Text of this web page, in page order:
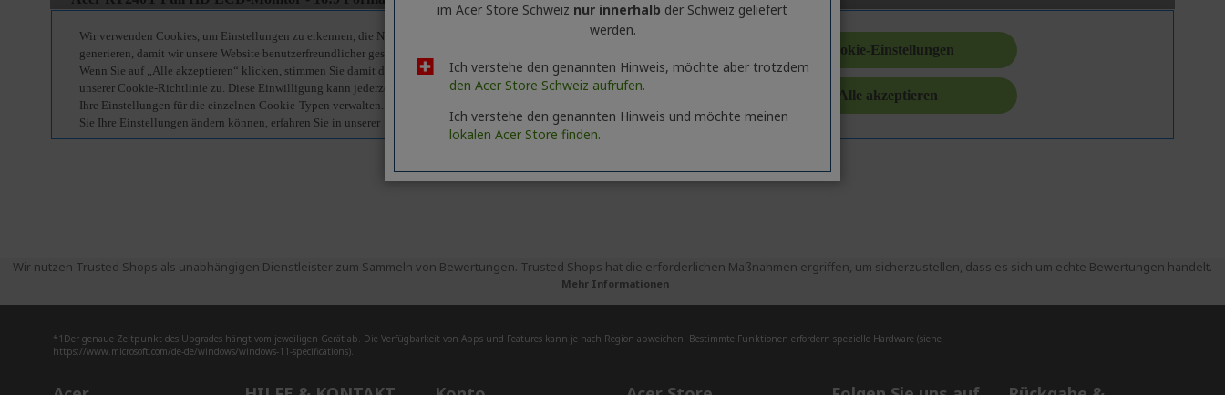
Wir nutzen Trusted Shops als unabhängigen Dienstleister zum Sammeln von Bewertungen. Trusted Shops hat die erforderlichen Maßnahmen ergriffen, um sicherzustellen, dass es sich um echte Bewertungen handelt.
Mehr Informationen
*1Der genaue Zeitpunkt des Upgrades hängt vom jeweiligen Gerät ab. Die Verfügbarkeit von Apps und Features kann je nach Region abweichen. Bestimmte Funktionen erfordern spezielle Hardware (siehe
https://www.microsoft.com/de-de/windows/windows-11-specifications).
im Acer Store Schweiz nur innerhalb der Schweiz geliefert
werden.
Ich verstehe den genannten Hinweis, möchte aber trotzdem
den Acer Store Schweiz aufrufen.
Ich verstehe den genannten Hinweis und möchte meinen
lokalen Acer Store finden.